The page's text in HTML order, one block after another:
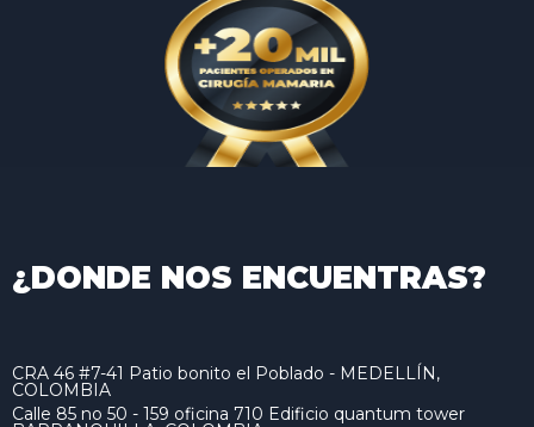
¿DONDE NOS ENCUENTRAS?
CRA 46 #7-41 Patio bonito el Poblado - MEDELLÍN,
COLOMBIA
Calle 85 no 50 - 159 oficina 710 Edificio quantum tower